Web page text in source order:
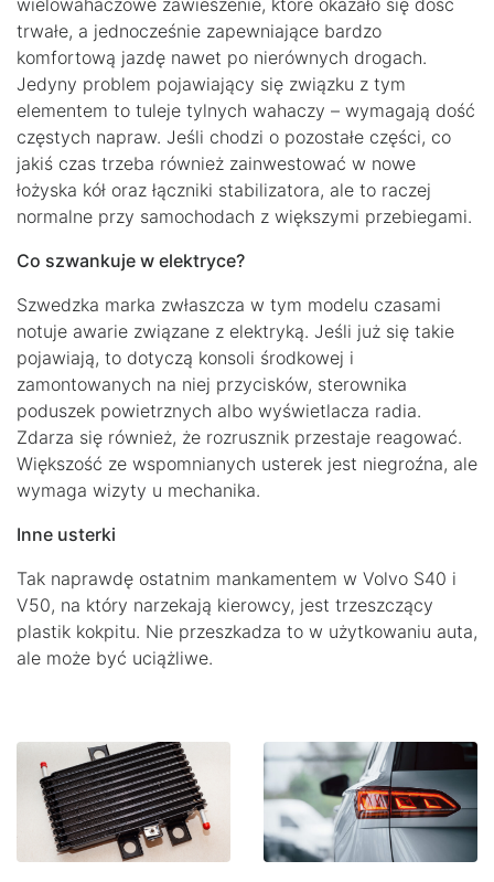
wielowahaczowe zawieszenie, które okazało się dość
trwałe, a jednocześnie zapewniające bardzo
komfortową jazdę nawet po nierównych drogach.
Jedyny problem pojawiający się związku z tym
elementem to tuleje tylnych wahaczy – wymagają dość
częstych napraw. Jeśli chodzi o pozostałe części, co
jakiś czas trzeba również zainwestować w nowe
łożyska kół oraz łączniki stabilizatora, ale to raczej
normalne przy samochodach z większymi przebiegami.
Co szwankuje w elektryce?
Szwedzka marka zwłaszcza w tym modelu czasami
notuje awarie związane z elektryką. Jeśli już się takie
pojawiają, to dotyczą konsoli środkowej i
zamontowanych na niej przycisków, sterownika
poduszek powietrznych albo wyświetlacza radia.
Zdarza się również, że rozrusznik przestaje reagować.
Większość ze wspomnianych usterek jest niegroźna, ale
wymaga wizyty u mechanika.
Inne usterki
Tak naprawdę ostatnim mankamentem w Volvo S40 i
V50, na który narzekają kierowcy, jest trzeszczący
plastik kokpitu. Nie przeszkadza to w użytkowaniu auta,
ale może być uciążliwe.